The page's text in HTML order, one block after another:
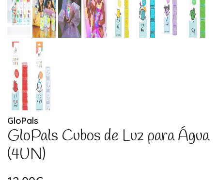
GloPals
GloPals Cubos de Luz para Água
(4UN)